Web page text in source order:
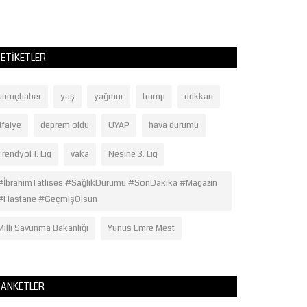
ETIKETLER
yaş yağmur trump dükkan
deprem oldu UYAP hava durumu
1. Lig vaka Nesine 3. Lig
#SağlıkDurumu #SonDakika #Magazin
#GeçmişOlsun
Savunma Bakanlığı Yunus Emre Mest
ANKETLER